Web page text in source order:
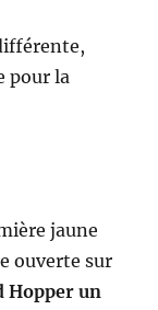
pour la
jaune
ouverte sur
Hopper un